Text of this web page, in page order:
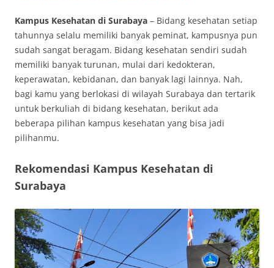
Kampus Kesehatan di Surabaya – Bidang kesehatan setiap
tahunnya selalu memiliki banyak peminat, kampusnya pun
sudah sangat beragam. Bidang kesehatan sendiri sudah
memiliki banyak turunan, mulai dari kedokteran,
keperawatan, kebidanan, dan banyak lagi lainnya. Nah,
bagi kamu yang berlokasi di wilayah Surabaya dan tertarik
untuk berkuliah di bidang kesehatan, berikut ada
beberapa pilihan kampus kesehatan yang bisa jadi
pilihanmu.
Rekomendasi Kampus Kesehatan di
Surabaya